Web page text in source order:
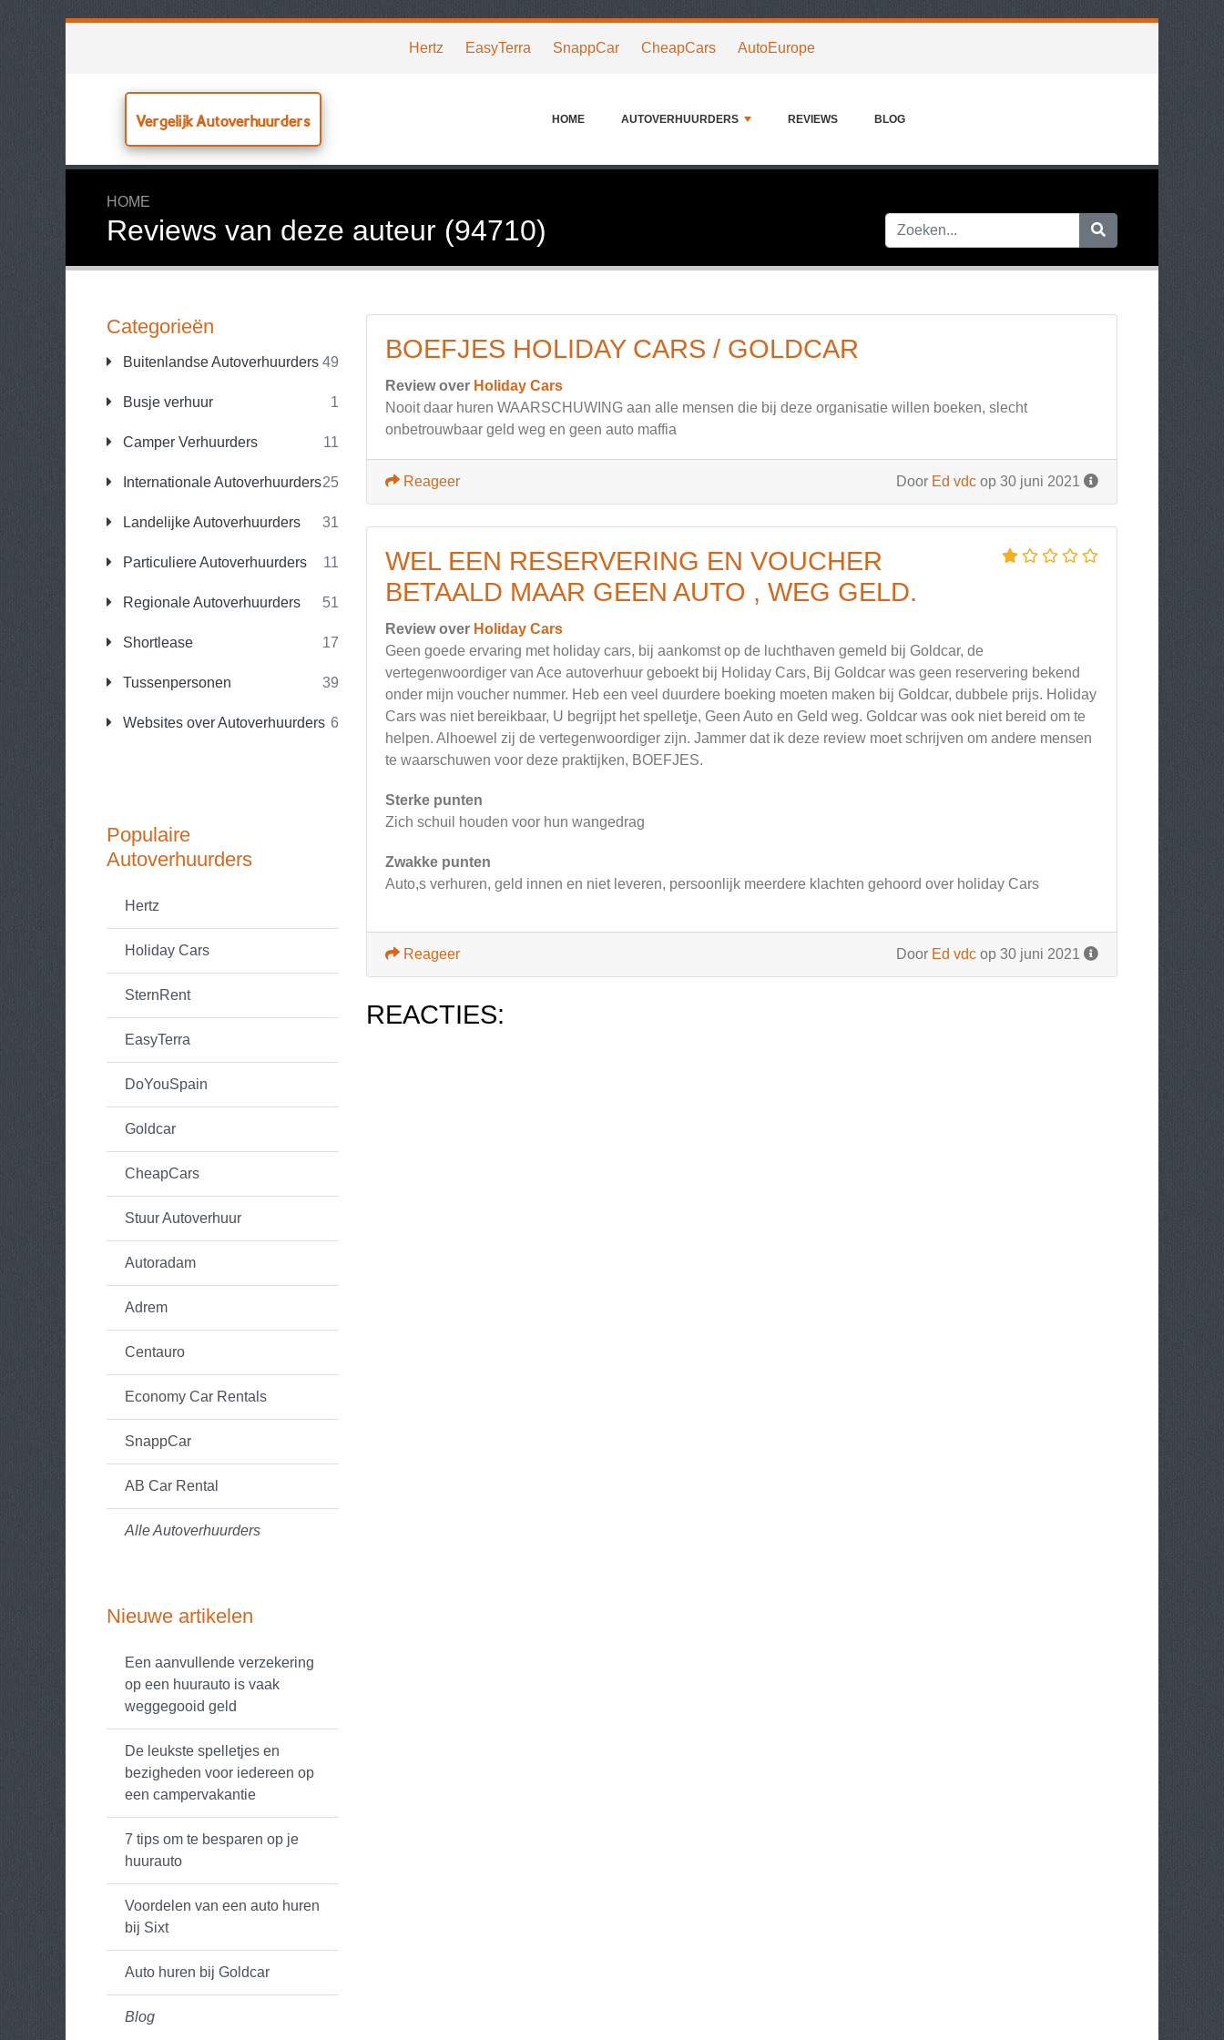
Hertz EasyTerra SnappCar CheapCars AutoEurope
Vergelijk Autoverhuurders HOME AUTOVERHUURDERS REVIEWS BLOG
HOME
Reviews van deze auteur (94710)
Categorieën
Buitenlandse Autoverhuurders 49
Busje verhuur 1
Camper Verhuurders 11
Internationale Autoverhuurders25
Landelijke Autoverhuurders 31
Particuliere Autoverhuurders 11
Regionale Autoverhuurders 51
Shortlease 17
Tussenpersonen 39
Websites over Autoverhuurders 6
Populaire
Autoverhuurders
Hertz
Holiday Cars
SternRent
EasyTerra
DoYouSpain
Goldcar
CheapCars
Stuur Autoverhuur
Autoradam
Adrem
Centauro
Economy Car Rentals
SnappCar
AB Car Rental
Alle Autoverhuurders
Nieuwe artikelen
Een aanvullende verzekering
op een huurauto is vaak
weggegooid geld
De leukste spelletjes en
bezigheden voor iedereen op
een campervakantie
7 tips om te besparen op je
huurauto
Voordelen van een auto huren
bij Sixt
Auto huren bij Goldcar
Blog
BOEFJES HOLIDAY CARS / GOLDCAR
Review over Holiday Cars
Nooit daar huren WAARSCHUWING aan alle mensen die bij deze organisatie willen boeken, slecht
onbetrouwbaar geld weg en geen auto maffia
Door Ed vdc op 30 juni 2021
Reageer
WEL EEN RESERVERING EN VOUCHER
BETAALD MAAR GEEN AUTO , WEG GELD.
Review over Holiday Cars
Geen goede ervaring met holiday cars, bij aankomst op de luchthaven gemeld bij Goldcar, de
vertegenwoordiger van Ace autoverhuur geboekt bij Holiday Cars, Bij Goldcar was geen reservering bekend
onder mijn voucher nummer. Heb een veel duurdere boeking moeten maken bij Goldcar, dubbele prijs. Holiday
Cars was niet bereikbaar, U begrijpt het spelletje, Geen Auto en Geld weg. Goldcar was ook niet bereid om te
helpen. Alhoewel zij de vertegenwoordiger zijn. Jammer dat ik deze review moet schrijven om andere mensen
te waarschuwen voor deze praktijken, BOEFJES.
Sterke punten
Zich schuil houden voor hun wangedrag
Zwakke punten
Auto,s verhuren, geld innen en niet leveren, persoonlijk meerdere klachten gehoord over holiday Cars
Door Ed vdc op 30 juni 2021
Reageer
REACTIES: